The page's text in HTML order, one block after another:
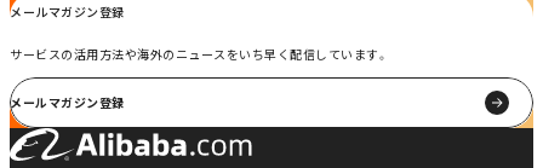
メールマガジン登録
サービスの活用方法や海外のニュースをいち早く配信しています。
メールマガジン登録